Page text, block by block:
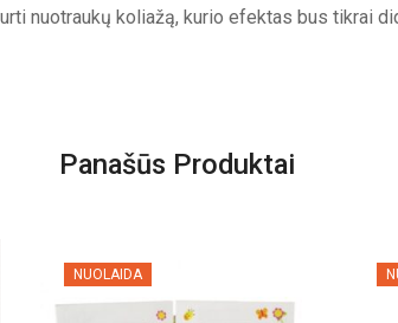
nuotraukų koliažą, kurio efektas bus tikrai
Panašūs Produktai
NUOLAIDA